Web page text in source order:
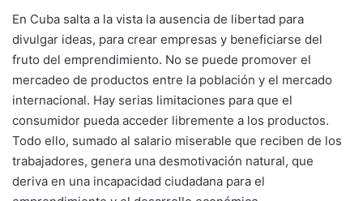
En Cuba salta a la vista la ausencia de libertad para
divulgar ideas, para crear empresas y beneficiarse del
fruto del emprendimiento. No se puede promover el
mercadeo de productos entre la población y el mercado
internacional. Hay serias limitaciones para que el
consumidor pueda acceder libremente a los productos.
Todo ello, sumado al salario miserable que reciben de los
trabajadores, genera una desmotivación natural, que
deriva en una incapacidad ciudadana para el